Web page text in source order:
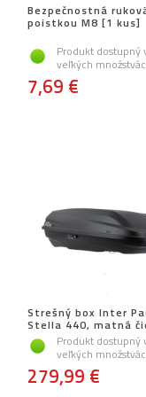
Bezpečnostná
poistkou M8 [1 kus]
Produkt dostupný
veľkých
7,69 €
Strešný box Inter
Stella 440, matná
Produkt dostupný
veľkých
279,99 €